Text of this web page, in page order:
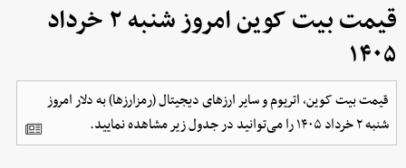
قیمت بیت کوین امروز شنبه ۲ خرداد
۱۴۰۵
قیمت بیت کوین، اتریوم و سایر ارز‌های دیجیتال (رمزارزها) به دلار امروز
شنبه ۲ خرداد ۱۴۰۵ را می‌توانید در جدول زیر مشاهده نمایید.